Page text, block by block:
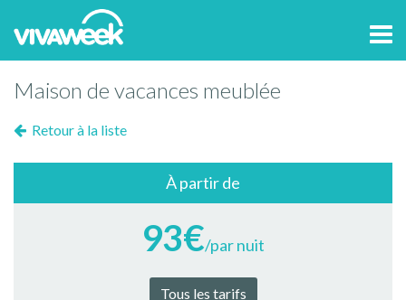
Maison de vacances meublée
Retour à la liste
À partir de
93€/par nuit
Tous les tarifs